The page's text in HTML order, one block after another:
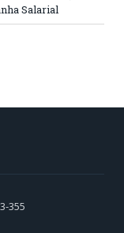
Salarial
355